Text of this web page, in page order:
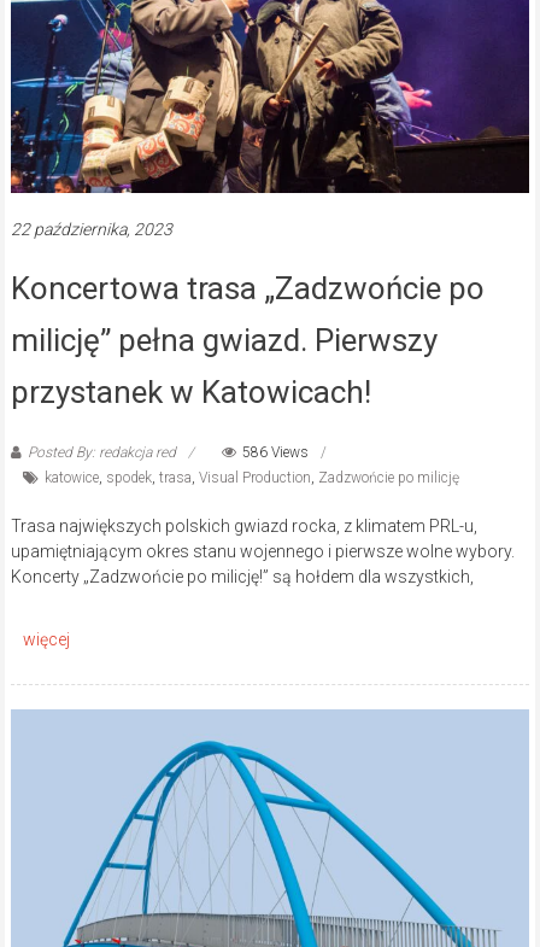
22 października, 2023
Koncertowa trasa „Zadzwońcie po
milicję” pełna gwiazd. Pierwszy
przystanek w Katowicach!
Posted By: redakcja red
586 Views
katowice, spodek, trasa, Visual Production, Zadzwońcie po milicję
Trasa największych polskich gwiazd rocka, z klimatem PRL-u,
upamiętniającym okres stanu wojennego i pierwsze wolne wybory.
Koncerty „Zadzwońcie po milicję!” są hołdem dla wszystkich,